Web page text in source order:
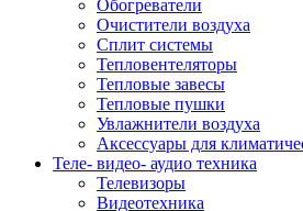
Обогреватели
Очистители воздуха
Сплит системы
Тепловентеляторы
Тепловые завесы
Тепловые пушки
Увлажнители воздуха
Аксессуары для
Теле- видео- аудио техника
Телевизоры
Видеотехника